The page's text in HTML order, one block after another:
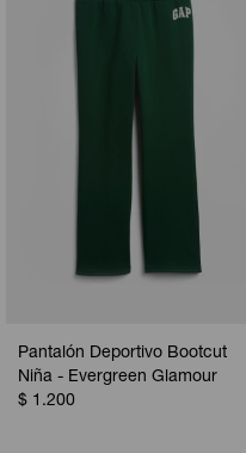
Pantalón Deportivo Bootcut
Niña - Evergreen Glamour
$ 1.200